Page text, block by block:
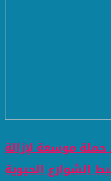
موسعة لإزالة
الشوارع الحيوية